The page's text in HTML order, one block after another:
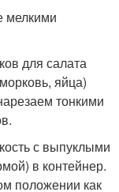
мелкими
для салата
яйца)
тонкими
с выпуклыми
в контейнер.
положении как